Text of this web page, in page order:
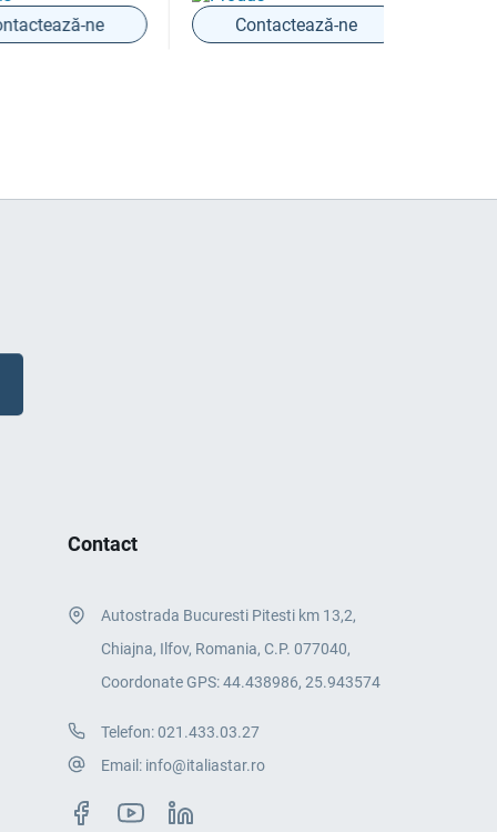
ne
Contactează-ne
Contact
Autostrada Bucuresti Pitesti km 13,2,
Chiajna, Ilfov, Romania, C.P. 077040,
Coordonate GPS: 44.438986, 25.943574
Telefon:021.433.03.27
Email: info@italiastar.ro